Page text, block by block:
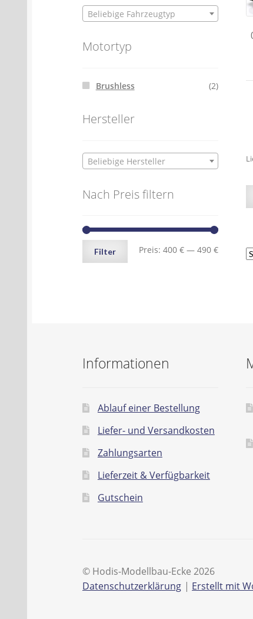
Beliebige Fahrzeugtyp
Motortyp
Brushless (2)
Hersteller
Beliebige Hersteller
Nach Preis filtern
Min.
Max.
Filter Preis:400 € —490 €
Informationen
Ablauf einer Bestellung
Liefer- und Versandkosten
Zahlungsarten
Lieferzeit & Verfügbarkeit
Gutschein
© Hodis-Modellbau-Ecke 2026
Datenschutzerklärung
Erstellt mit